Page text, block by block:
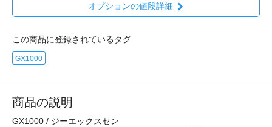
オプションの値段詳細
この商品に登録されているタグ
GX1000
商品の説明
GX1000 / ジーエックスセン